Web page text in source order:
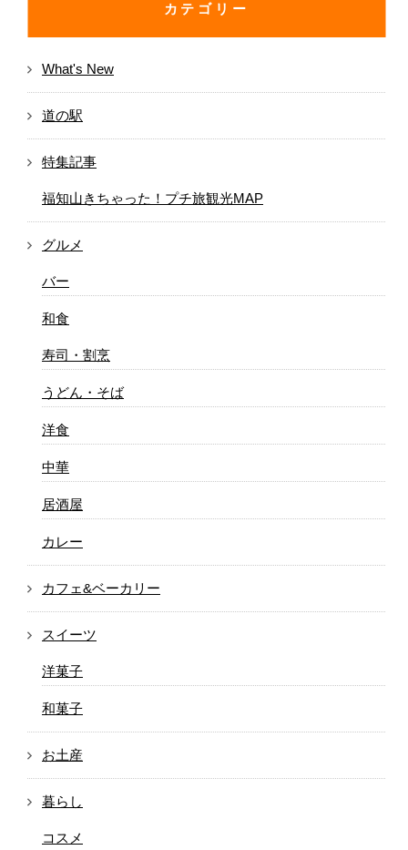
カテゴリー
What's New
道の駅
特集記事
福知山きちゃった！プチ旅観光MAP
グルメ
バー
和食
寿司・割烹
うどん・そば
洋食
中華
居酒屋
カレー
カフェ&ベーカリー
スイーツ
洋菓子
和菓子
お土産
暮らし
コスメ